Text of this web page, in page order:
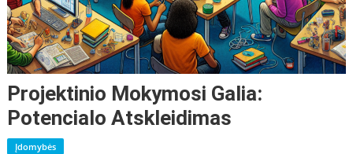
Projektinio Mokymosi Galia:
Potencialo Atskleidimas
Įdomybės